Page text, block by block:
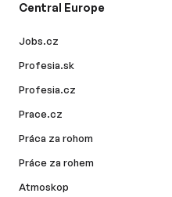
Central Europe
Jobs.cz
Profesia.sk
Profesia.cz
Prace.cz
Práca za rohom
Práce za rohem
Atmoskop